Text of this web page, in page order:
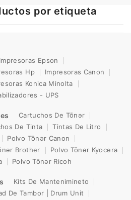
por etiqueta
Impresoras Epson
Hp
Impresoras Canon
Konica Minolta
- UPS
Cartuchos De Tōnər
De Tinta
Tintas De Litro
Polvo Tōnər Canon
Brother
Polvo Tōnər Kyocera
Polvo Tōnər Ricoh
Kits De Mantenimineto
De Tambor | Drum Unit